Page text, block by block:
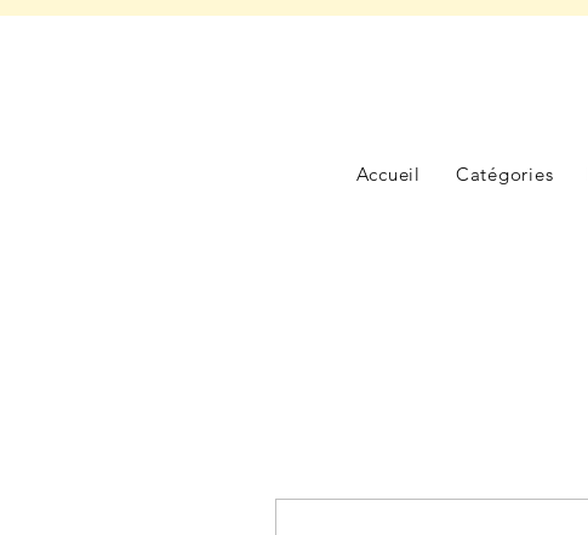
Accueil Catégories